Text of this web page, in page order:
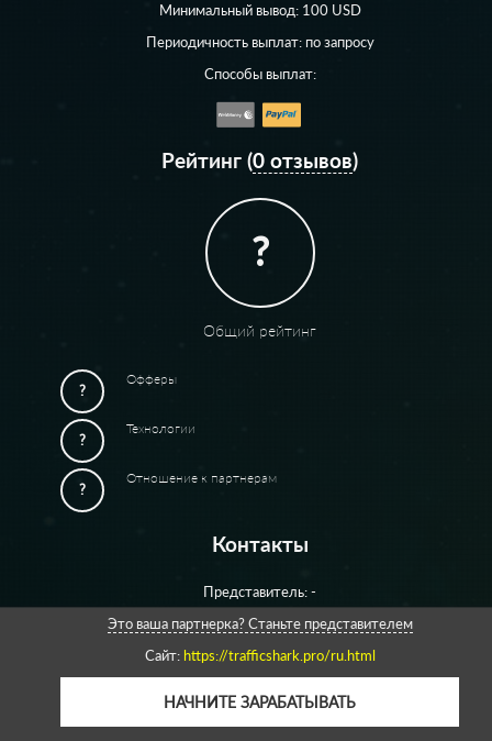
Минимальный вывод: 100 USD
Периодичность выплат: по запросу
Способы выплат:
Рейтинг (0 отзывов)
?
Общий рейтинг
?
Офферы
?
Технологии
?
Отношение к партнерам
Контакты
Представитель: -
Это ваша партнерка? Станьте представителем
Сайт: https://trafficshark.pro/ru.html
НАЧНИТЕ ЗАРАБАТЫВАТЬ